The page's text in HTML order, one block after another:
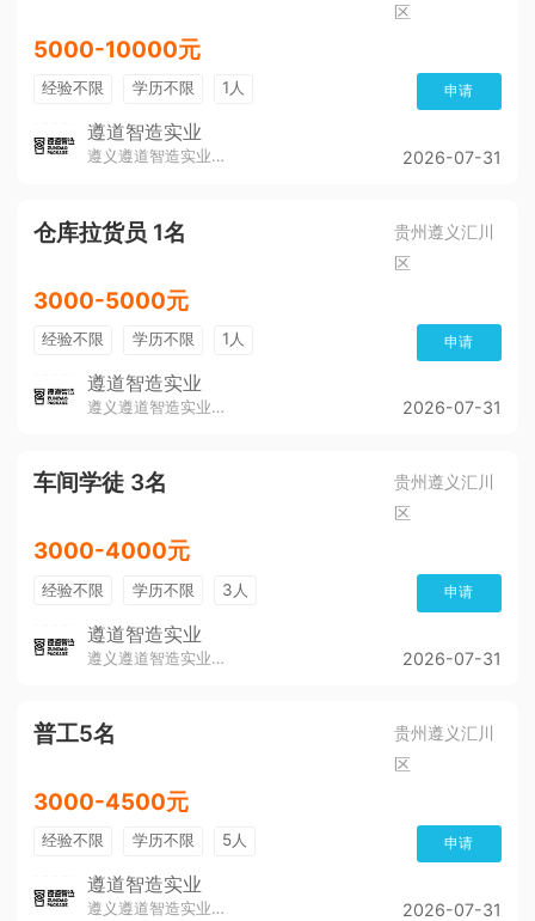
区
5000-10000元
经验不限 学历不限 1人 申请
遵道智造实业
遵义遵道智造实业有限公司 2026-07-31
仓库拉货员 1名
贵州遵义汇川
区
3000-5000元
经验不限 学历不限 1人 申请
遵道智造实业
遵义遵道智造实业有限公司 2026-07-31
车间学徒 3名
贵州遵义汇川
区
3000-4000元
经验不限 学历不限 3人 申请
遵道智造实业
遵义遵道智造实业有限公司 2026-07-31
普工5名
贵州遵义汇川
区
3000-4500元
经验不限 学历不限 5人 申请
遵道智造实业
遵义遵道智造实业有限公司 2026-07-31